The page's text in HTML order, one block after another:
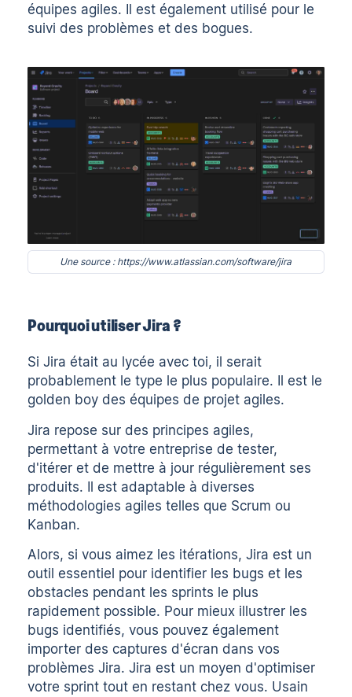
équipes agiles. Il est également utilisé pour le
suivi des problèmes et des bogues.
Une source : https://www.atlassian.com/software/jira
Pourquoi utiliser Jira ?
Si Jira était au lycée avec toi, il serait
probablement le type le plus populaire. Il est le
golden boy des équipes de projet agiles.
Jira repose sur des principes agiles,
permettant à votre entreprise de tester,
d'itérer et de mettre à jour régulièrement ses
produits. Il est adaptable à diverses
méthodologies agiles telles que Scrum ou
Kanban.
Alors, si vous aimez les itérations, Jira est un
outil essentiel pour identifier les bugs et les
obstacles pendant les sprints le plus
rapidement possible. Pour mieux illustrer les
bugs identifiés, vous pouvez également
importer des captures d'écran dans vos
problèmes Jira. Jira est un moyen d'optimiser
votre sprint tout en restant chez vous. Usain